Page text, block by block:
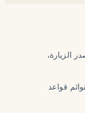
الزيارة،
قواعد